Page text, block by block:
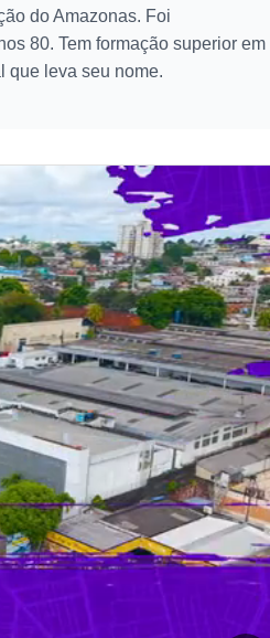
do Amazonas. Foi
80. Tem formação superior em
que leva seu nome.